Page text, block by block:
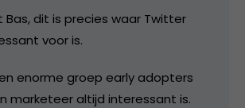
Bas, dit is precies waar Twitter
voor is.
enorme groep early adopters
marketeer altijd interessant is.